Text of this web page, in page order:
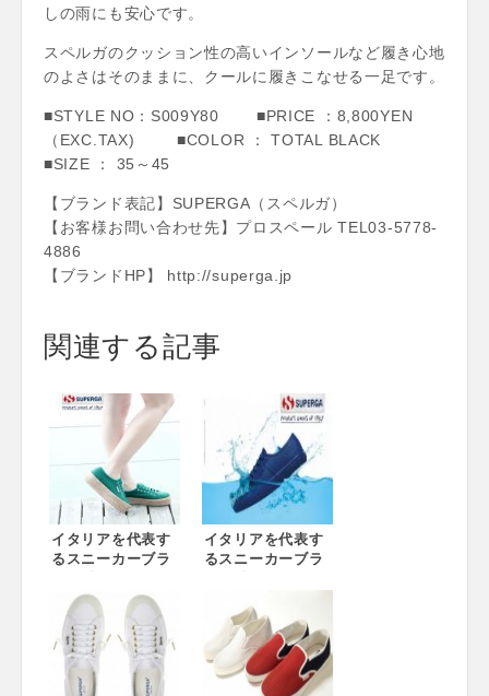
しの雨にも安心です。
スペルガのクッション性の高いインソールなど履き心地
のよさはそのままに、クールに履きこなせる一足です。
■STYLE NO：S009Y80 ■PRICE ：8,800YEN
（EXC.TAX) ■COLOR ： TOTAL BLACK
■SIZE ： 35～45
【ブランド表記】SUPERGA（スペルガ）
【お客様お問い合わせ先】プロスペール TEL03-5778-
4886
【ブランドHP】 http://superga.jp
関連する記事
イタリアを代表す
るスニーカーブラ
ジュート巻きのプ
ラットフォームス
ニーカーが初登
場！
イタリアを代表す
るスニーカーブラ
ペルガの2750が登
場！